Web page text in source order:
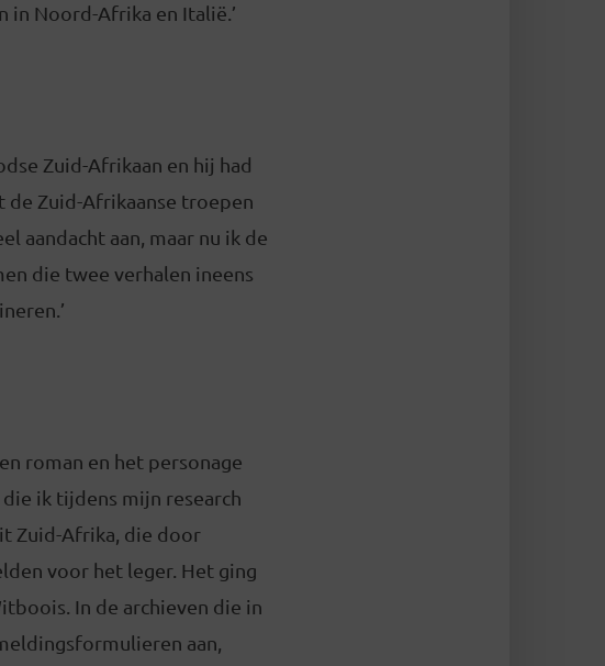
Noord-Afrika en Italië.’
Zuid-Afrikaan en hij had
Zuid-Afrikaanse troepen
aandacht aan, maar nu ik de
die twee verhalen ineens
roman en het personage
ik tijdens mijn research
Zuid-Afrika, die door
voor het leger. Het ging
In de archieven die in
aan,